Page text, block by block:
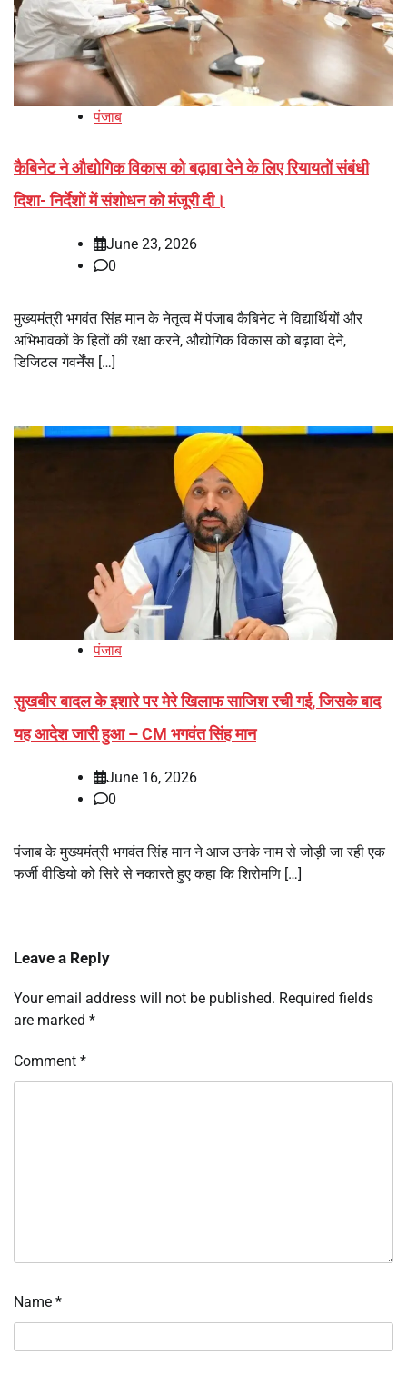
पंजाब
कैबिनेट ने औद्योगिक विकास को बढ़ावा देने के लिए रियायतों संबंधी
दिशा- निर्देशों में संशोधन को मंजूरी दी।
June 23, 2026
0
मुख्यमंत्री भगवंत सिंह मान के नेतृत्व में पंजाब कैबिनेट ने विद्यार्थियों और
अभिभावकों के हितों की रक्षा करने, औद्योगिक विकास को बढ़ावा देने,
डिजिटल गवर्नेंस […]
पंजाब
सुखबीर बादल के इशारे पर मेरे खिलाफ साजिश रची गई, जिसके बाद
यह आदेश जारी हुआ – CM भगवंत सिंह मान
June 16, 2026
0
पंजाब के मुख्यमंत्री भगवंत सिंह मान ने आज उनके नाम से जोड़ी जा रही एक
फर्जी वीडियो को सिरे से नकारते हुए कहा कि शिरोमणि […]
Leave a Reply
Your email address will not be published. Required fields
are marked *
Comment *
Name *